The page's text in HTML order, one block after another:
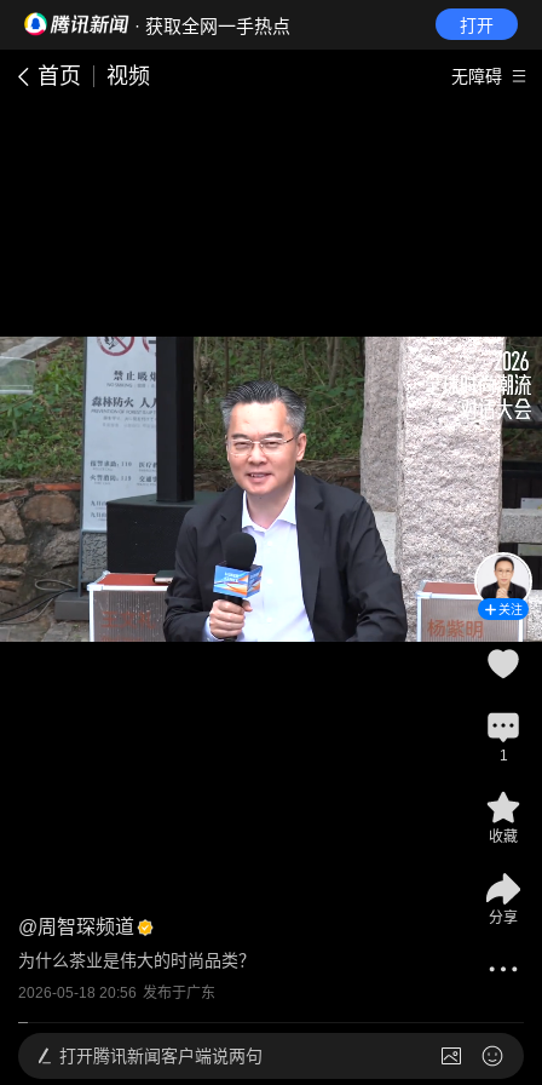
· 获取全网一手热点 打开
首页 视频 无障碍
@周智琛频道
为什么茶业是伟大的时尚品类？
2026-05-18 20:56 发布于广东
关注
1
收藏
分享
打开腾讯新闻客户端说两句